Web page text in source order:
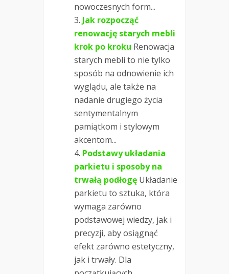
nowoczesnych form...
Jak rozpocząć
renowację starych mebli
krok po kroku Renowacja
starych mebli to nie tylko
sposób na odnowienie ich
wyglądu, ale także na
nadanie drugiego życia
sentymentalnym
pamiątkom i stylowym
akcentom...
Podstawy układania
parkietu i sposoby na
trwałą podłogę Układanie
parkietu to sztuka, która
wymaga zarówno
podstawowej wiedzy, jak i
precyzji, aby osiągnąć
efekt zarówno estetyczny,
jak i trwały. Dla